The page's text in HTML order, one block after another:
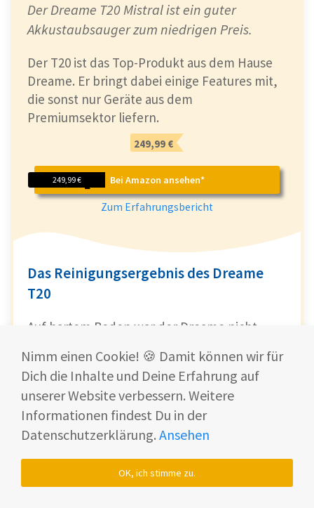
Der Dreame T20 Mistral ist ein guter
Akkustaubsauger zum niedrigen Preis.
Der T20 ist das Top-Produkt aus dem Hause
Dreame. Er bringt dabei einige Features mit,
die sonst nur Geräte aus dem
Premiumsektor liefern.
249,99 €
Bei Amazon ansehen*
249,99 €
Zum Erfahrungsbericht
Das Reinigungsergebnis des Dreame
T20
Auf hartem Boden war der Dreame nicht
hatte er Schwierigkeiten.
Nimm einen Cookie! 🍪 Damit können wir für
Dich die Inhalte und Deine Erfahrung auf
unserer Website verbessern. Weitere
Informationen findest Du in der
Datenschutzerklärung. Ansehen
OK, ich stimme zu.